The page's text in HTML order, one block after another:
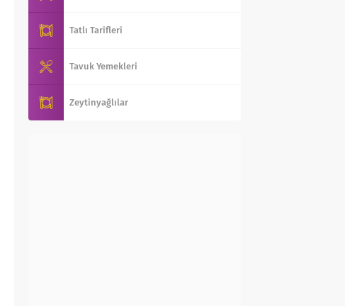
Tatlı Tarifleri
Tavuk Yemekleri
Zeytinyağlılar